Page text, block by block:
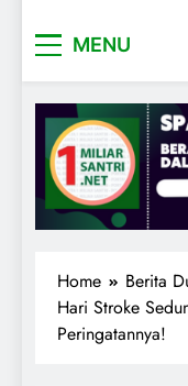
MENU
Home
Berita
Hari Stroke
Peringatannya!